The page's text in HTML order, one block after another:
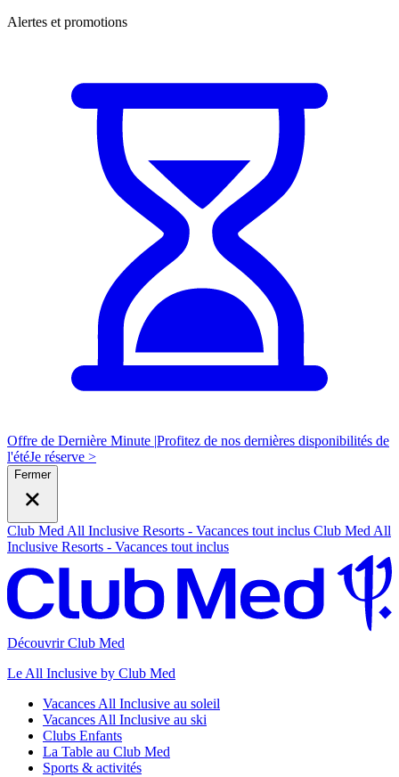
Alertes et promotions
Offre de Dernière Minute |Profitez de nos dernières disponibilités de
l'étéJe réserve >
Fermer
Club Med All Inclusive Resorts - Vacances tout inclus Club Med All
Inclusive Resorts - Vacances tout inclus
Découvrir Club Med
Le All Inclusive by Club Med
Vacances All Inclusive au soleil
Vacances All Inclusive au ski
Clubs Enfants
La Table au Club Med
Sports & activités